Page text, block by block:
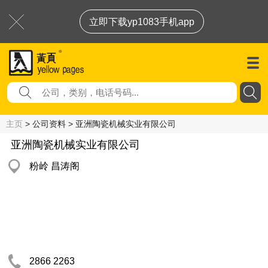
立即下载yp1083手机app
主页 > 公司资料 > 亚洲陶瓷机械实业有限公司
亚洲陶瓷机械实业有限公司
粉岭 昌涛阁
2866 2263